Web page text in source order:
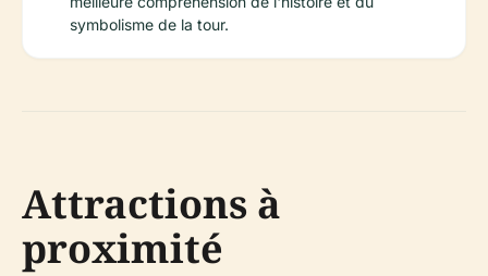
symbolisme de la tour.
Attractions à
proximité